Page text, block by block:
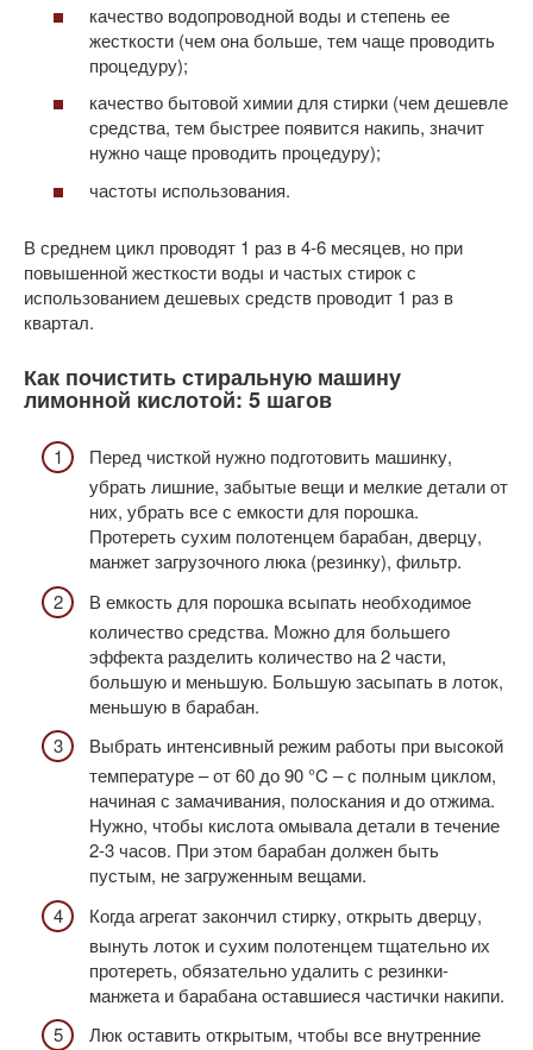
качество водопроводной воды и степень ее
жесткости (чем она больше, тем чаще проводить
процедуру);
качество бытовой химии для стирки (чем дешевле
средства, тем быстрее появится накипь, значит
нужно чаще проводить процедуру);
частоты использования.
В среднем цикл проводят 1 раз в 4-6 месяцев, но при
повышенной жесткости воды и частых стирок с
использованием дешевых средств проводит 1 раз в
квартал.
Как почистить стиральную машину
лимонной кислотой: 5 шагов
Перед чисткой нужно подготовить машинку,
убрать лишние, забытые вещи и мелкие детали от
них, убрать все с емкости для порошка.
Протереть сухим полотенцем барабан, дверцу,
манжет загрузочного люка (резинку), фильтр.
В емкость для порошка всыпать необходимое
количество средства. Можно для большего
эффекта разделить количество на 2 части,
большую и меньшую. Большую засыпать в лоток,
меньшую в барабан.
Выбрать интенсивный режим работы при высокой
температуре – от 60 до 90 °C – с полным циклом,
начиная с замачивания, полоскания и до отжима.
Нужно, чтобы кислота омывала детали в течение
2-3 часов. При этом барабан должен быть
пустым, не загруженным вещами.
Когда агрегат закончил стирку, открыть дверцу,
вынуть лоток и сухим полотенцем тщательно их
протереть, обязательно удалить с резинки-
манжета и барабана оставшиеся частички накипи.
Люк оставить открытым, чтобы все внутренние